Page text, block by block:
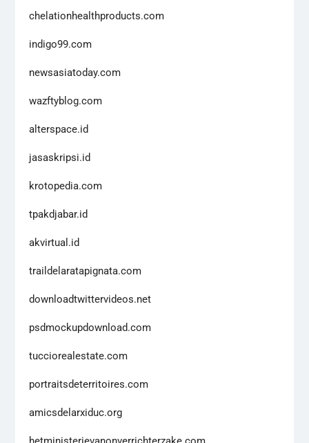
chelationhealthproducts.com
indigo99.com
newsasiatoday.com
wazftyblog.com
alterspace.id
jasaskripsi.id
krotopedia.com
tpakdjabar.id
akvirtual.id
traildelaratapignata.com
downloadtwittervideos.net
psdmockupdownload.com
tucciorealestate.com
portraitsdeterritoires.com
amicsdelarxiduc.org